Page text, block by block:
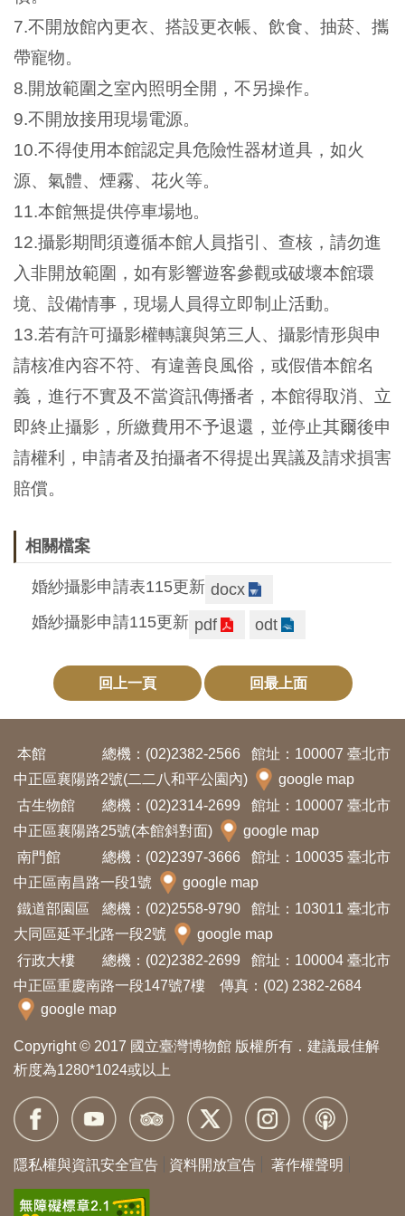
Ba
ha
sa
Ind
on
esi
a
ng
Việ
t
7.不開放館內更衣、搭設更衣帳、飲食、抽菸、攜
帶寵物。
8.開放範圍之室內照明全開，不另操作。
9.不開放接用現場電源。
10.不得使用本館認定具危險性器材道具，如火
源、氣體、煙霧、花火等。
11.本館無提供停車場地。
12.攝影期間須遵循本館人員指引、查核，請勿進
入非開放範圍，如有影響遊客參觀或破壞本館環
境、設備情事，現場人員得立即制止活動。
13.若有許可攝影權轉讓與第三人、攝影情形與申
請核准內容不符、有違善良風俗，或假借本館名
義，進行不實及不當資訊傳播者，本館得取消、立
即終止攝影，所繳費用不予退還，並停止其爾後申
請權利，申請者及拍攝者不得提出異議及請求損害
賠償。
相關檔案
婚紗攝影申請表115更新 docx
婚紗攝影申請115更新 pdf odt
回上一頁 回最上面
本館 總機：(02)2382-2566
館址：100007 臺北市
中正區襄陽路2號(二二八和平公園內)
google map
古生物館
總機：(02)2314-2699
館址：100007 臺北市
中正區襄陽路25號(本館斜對面)
google map
南門館
總機：(02)2397-3666
館址：100035 臺北市
中正區南昌路一段1號
google map
鐵道部園區
總機：(02)2558-9790
館址：103011 臺北市
大同區延平北路一段2號
google map
行政大樓
總機：(02)2382-2699
館址：100004 臺北市
中正區重慶南路一段147號7樓 傳真：(02) 2382-2684
google map
Copyright © 2017 國立臺灣博物館 版權所有．建議最佳解
析度為1280*1024或以上
隱私權與資訊安全宣告 資料開放宣告 著作權聲明